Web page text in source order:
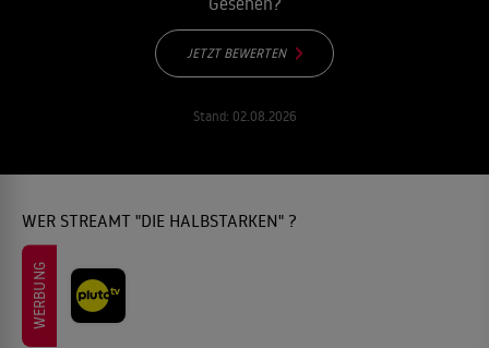
JETZT BEWERTEN
Stand: 02.08.2026
WER STREAMT "DIE HALBSTARKEN" ?
WERBUNG